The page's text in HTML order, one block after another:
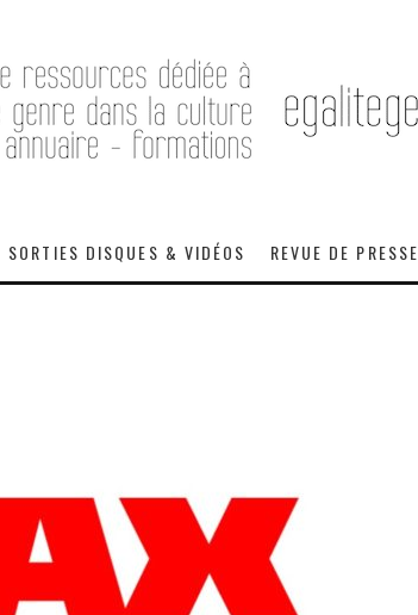
SORTIES DISQUES & VIDÉOS REVUE DE PRESSE